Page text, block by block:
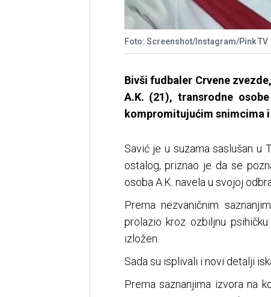
Foto: Screenshot/Instagram/Pink TV
Bivši fudbaler Crvene
A.K. (21), transrodne
kompromitujućim snimcima
Savić je u suzama saslušan u
ostalog, priznao je da se
osoba A.K. navela u svojoj
Prema nezvaničnim
prolazio kroz ozbiljnu
izložen.
Sada su isplivali i novi detalji
Prema saznanjima izvora na